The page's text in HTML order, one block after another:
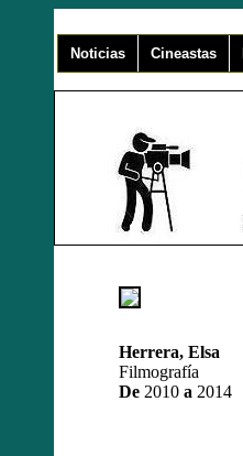
Noticias Cineastas
Herrera, Elsa
Filmografía
De2010 a 2014